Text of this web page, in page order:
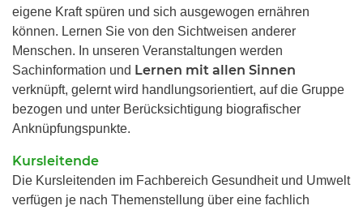
eigene Kraft spüren und sich ausgewogen ernähren
können. Lernen Sie von den Sichtweisen anderer
Menschen. In unseren Veranstaltungen werden
Sachinformation und Lernen mit allen Sinnen
verknüpft, gelernt wird handlungsorientiert, auf die Gruppe
bezogen und unter Berücksichtigung biografischer
Anknüpfungspunkte.
Kursleitende
Die Kursleitenden im Fachbereich Gesundheit und Umwelt
verfügen je nach Themenstellung über eine fachlich